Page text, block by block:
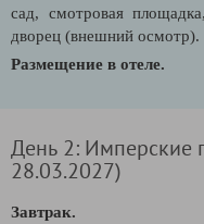
сад, смотровая
дворец (внешний осмотр).
Размещение в отеле.
День 2: Имперские
28.03.2027)
Завтрак.